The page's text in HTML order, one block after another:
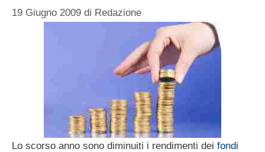
19 Giugno 2009 di Redazione
Lo scorso anno sono diminuiti i rendimenti dei fondi